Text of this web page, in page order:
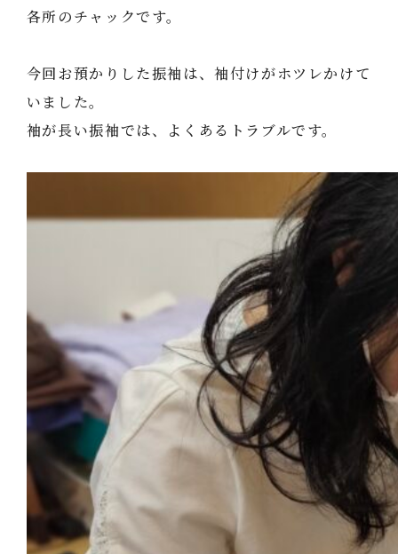
各所のチャックです。
今回お預かりした振袖は、袖付けがホツレかけて
いました。
袖が長い振袖では、よくあるトラブルです。